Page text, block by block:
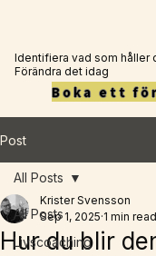
Identifiera vad som håller
Förändra det idag
Post
All Posts
Livscoaching
All Posts
Hur du blir
Krister Svensson
Sep 1, 2025 1 min read